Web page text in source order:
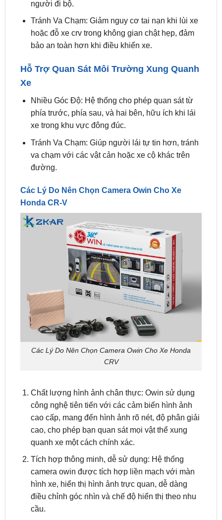
hoặc đỗ xe crv trong không gian chật hẹp, đảm
bảo an toàn hơn khi điều khiển xe.
Hỗ Trợ Quan Sát Môi Trường Xung Quanh
Nhiều Góc Độ: Hệ thống cho phép quan sát từ
phía trước, phía sau, và hai bên, hữu ích khi lái
xe trong khu vực đông đúc.
Tránh Va Chạm: Giúp người lái tự tin hơn, tránh
va chạm với các vật cản hoặc xe cộ khác trên
đường.
Các Lý Do Nên Chọn Camera Owin Cho Xe
Các Lý Do Nên Chọn Camera Owin Cho Xe Honda
CRV
Chất lượng hình ảnh chân thực: Owin sử dụng
cao cấp, mang đến hình ảnh rõ nét, độ phân giải
cao, cho phép bạn quan sát mọi vật thể xung
quanh xe một cách chính xác.
Tích hợp thông minh, dễ sử dụng: Hệ thống
camera owin được tích hợp liền mạch với màn
hình xe, hiển thị hình ảnh trực quan, dễ dàng
điều chỉnh góc nhìn và chế độ hiển thị theo nhu
cầu.
An toàn vượt trội, loại bỏ điểm mù: Camera 360
OWIN giúp bạn loại bỏ hoàn toàn điểm mù, cảnh